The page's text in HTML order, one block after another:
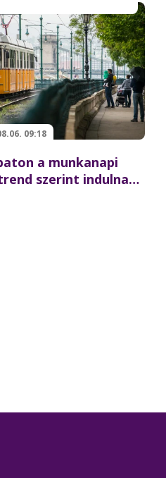
09:18
a munkanapi
szerint indulnak